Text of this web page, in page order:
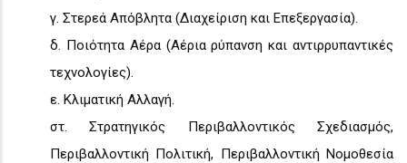
γ. Στερεά Απόβλητα (Διαχείριση και Επεξεργασία).
δ. Ποιότητα Αέρα (Αέρια ρύπανση και αντιρρυπαντικές
τεχνολογίες).
ε. Κλιματική Αλλαγή.
στ. Στρατηγικός Περιβαλλοντικός Σχεδιασμός,
Περιβαλλοντική Πολιτική, Περιβαλλοντική Νομοθεσία